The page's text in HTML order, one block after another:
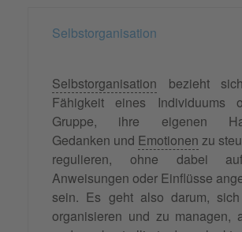
Selbstorganisation
Selbstorganisation bezieht
Fähigkeit eines Individuums
Gruppe, ihre eigenen
Gedanken und Emotionen zu
regulieren, ohne dabei
Anweisungen oder Einflüsse
sein. Es geht also darum,
organisieren und zu managen,